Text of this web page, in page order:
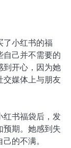
了小红书的福
己并不需要的
到开心，因为她
交媒体上与朋友
红书福袋后，发
期。她感到失
的不满。